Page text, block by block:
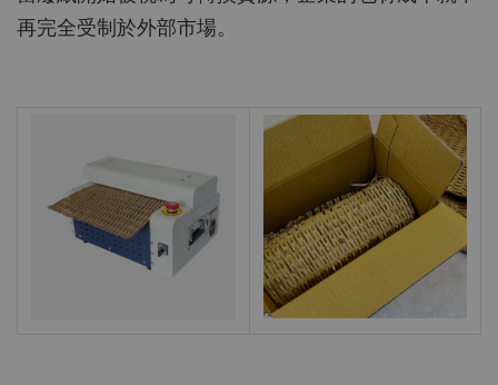
再完全受制於外部市場。